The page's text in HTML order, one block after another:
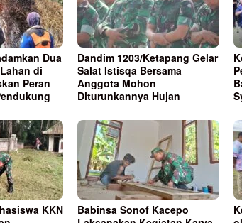
Dua
di
Peran
Dandim 1203/Ketapang Gelar
Salat Istisqa Bersama
Anggota Mohon
Diturunkannya Hujan
KKN
Babinsa Sonof Kacepo